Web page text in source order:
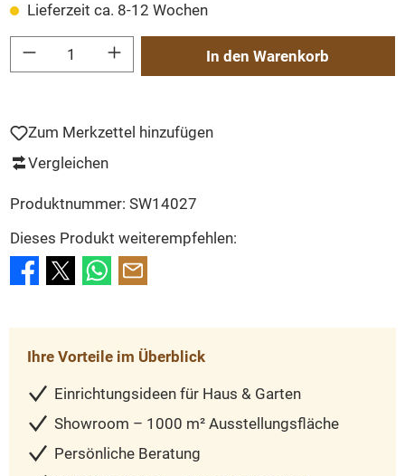
Lieferzeit ca. 8-12 Wochen
Produkt Anzahl: Gib den gewünschten Wert ein oder benutze die Schaltflächen
In den Warenkorb
Zum Merkzettel hinzufügen
Vergleichen
Produktnummer: SW14027
Dieses Produkt weiterempfehlen:
Ihre Vorteile im Überblick
Einrichtungsideen für Haus & Garten
Showroom – 1000 m² Ausstellungsfläche
Persönliche Beratung